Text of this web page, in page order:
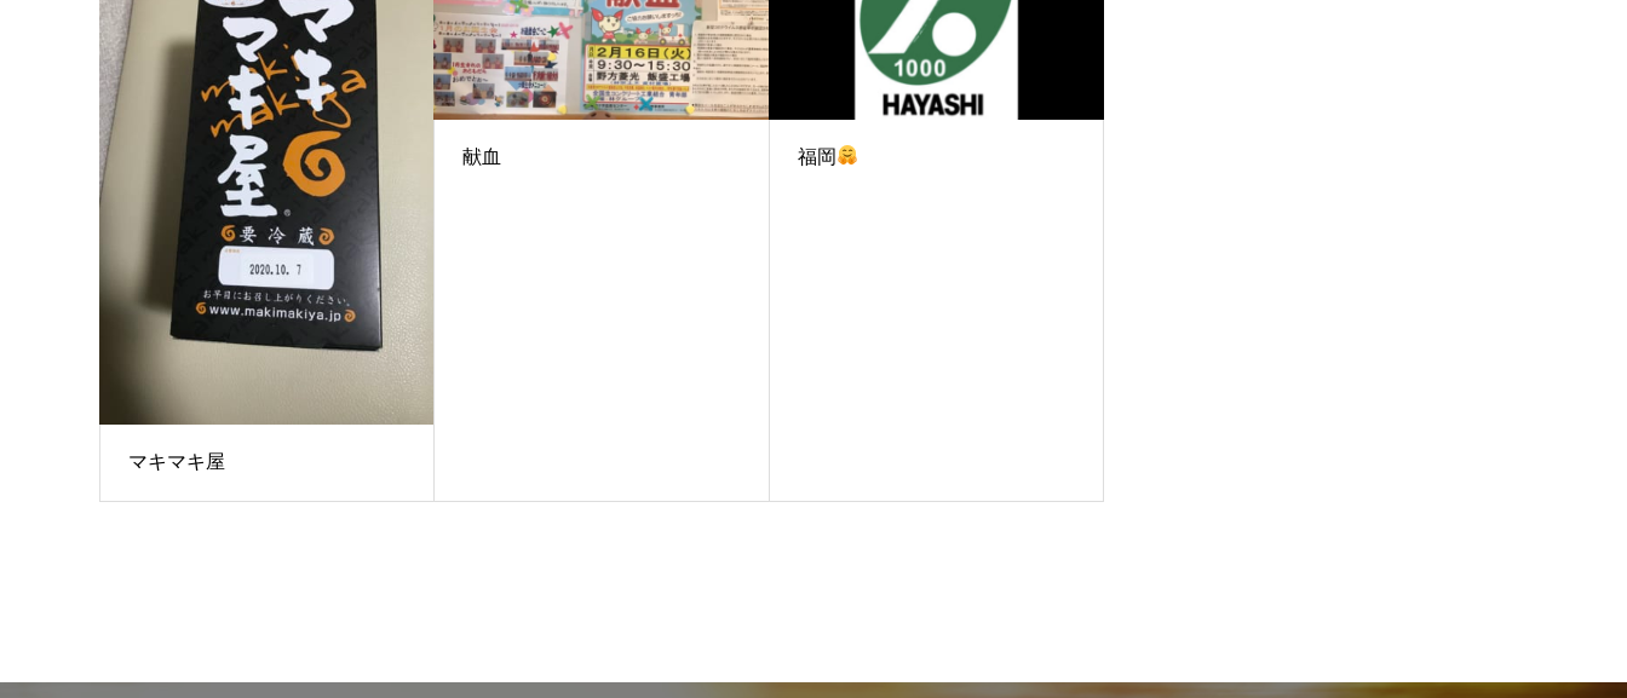
マキマキ屋
献血 福岡